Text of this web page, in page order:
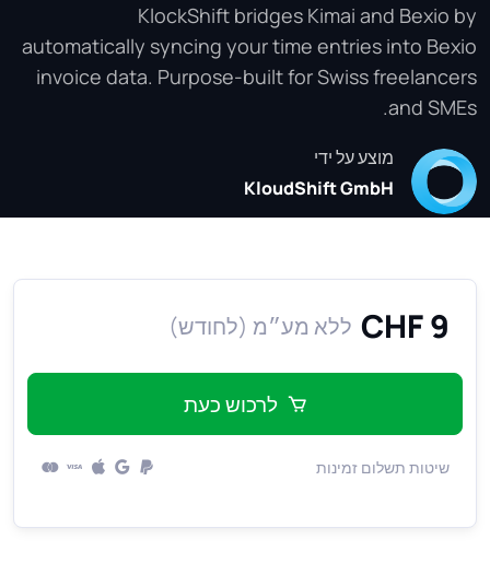
KlockShift bridges Kimai and Bexio by
automatically syncing your time entries into Bexio
invoice data. Purpose-built for Swiss freelancers
and SMEs.
מוצע על ידי
KloudShift GmbH
9 CHF ללא מע״מ (לחודש)
לרכוש כעת
שיטות תשלום זמינות